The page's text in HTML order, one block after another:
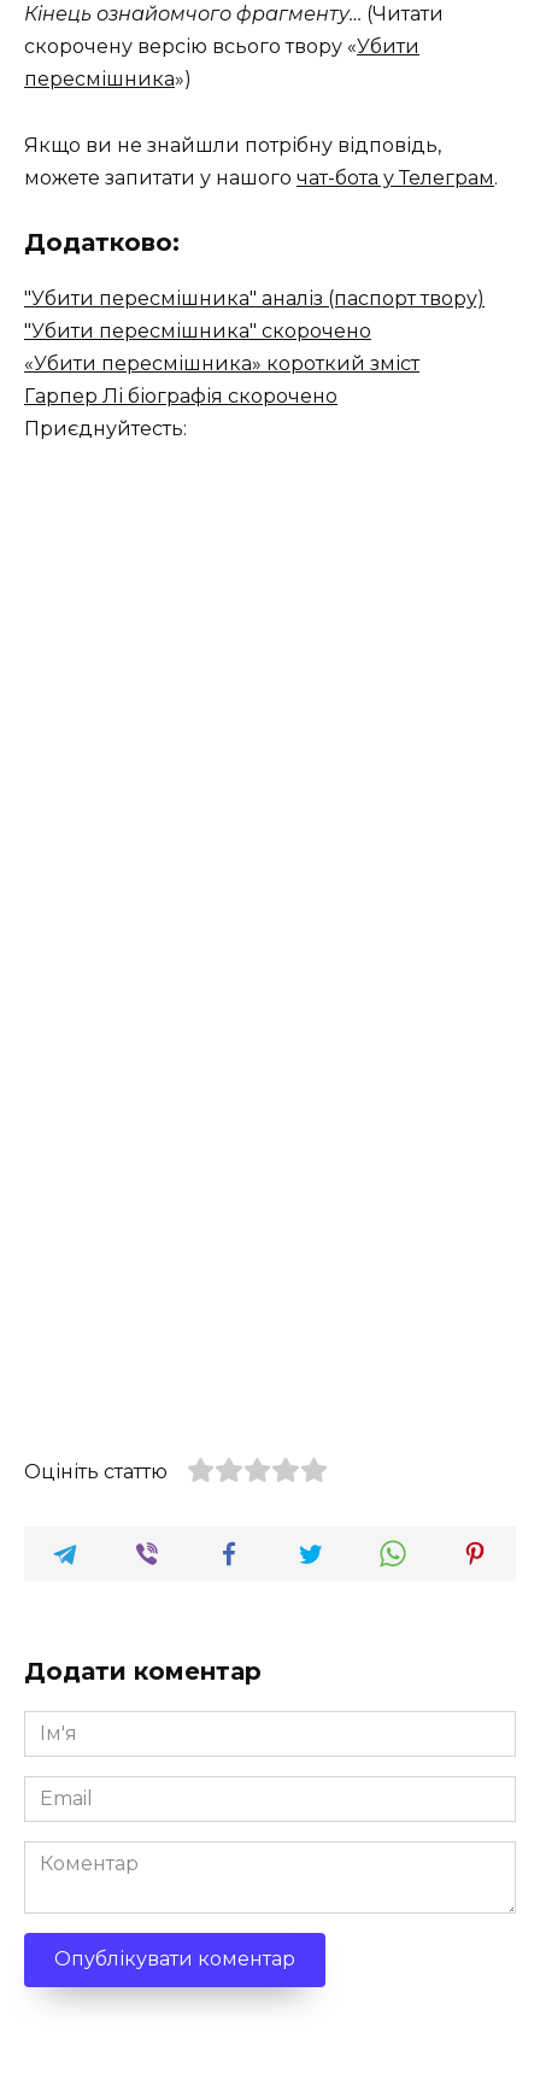
Кінець ознайомчого фрагменту… (Читати
скорочену версію всього твору «Убити
пересмішника»)
Якщо ви не знайшли потрібну відповідь,
можете запитати у нашого чат-бота у Телеграм.
Додатково:
"Убити пересмішника" аналіз (паспорт твору)
"Убити пересмішника" скорочено
«Убити пересмішника» короткий зміст
Гарпер Лі біографія скорочено
Приєднуйтесть:
Оцініть статтю
Додати коментар
Ім'я
*
Email
*
Коментар